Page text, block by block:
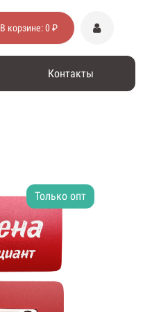
В корзине:0 ₽
Контакты
Только опт